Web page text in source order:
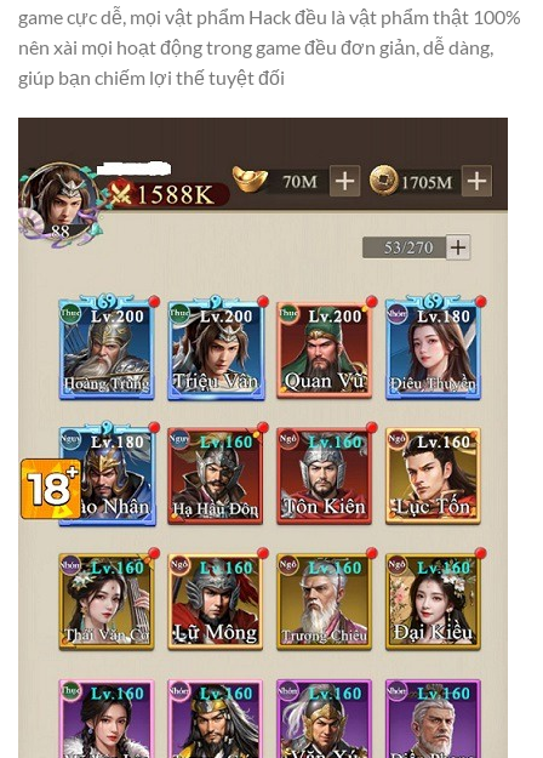
game cực dễ, mọi vật phẩm Hack đều là vật phẩm thật 100%
nên xài mọi hoạt động trong game đều đơn giản, dễ dàng,
giúp bạn chiếm lợi thế tuyệt đối